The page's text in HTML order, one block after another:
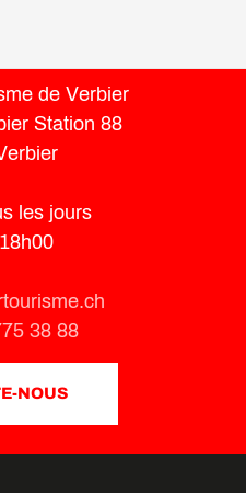
de Verbier
Station 88
les jours
38 88
NOUS